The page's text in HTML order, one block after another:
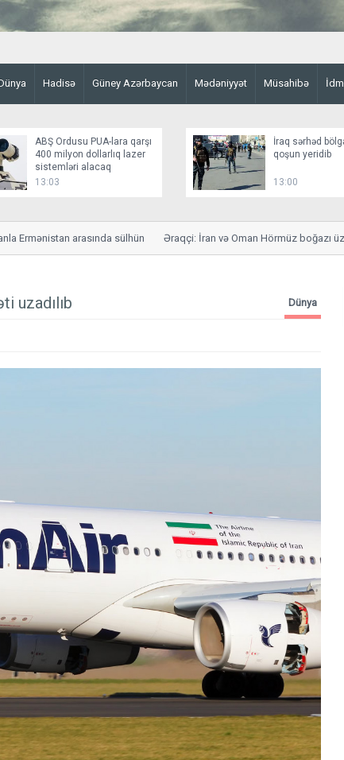
Hadisə Güney Azərbaycan Mədəniyyət Müsahibə
ABŞ Ordusu PUA-lara qarşı
400 milyon dollarlıq lazer
sistemləri alacaq
13:03
İraq sərhəd
qoşun yeridib
13:00
arasında sülhün
Əraqçi: İran və Oman Hörmüz boğazı üzrə
uzadılıb Dünya